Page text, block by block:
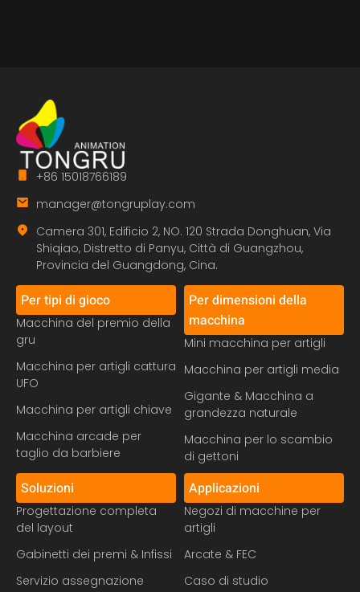
+86 15018766189
manager@tongruplay.com
Camera 301, Edificio 2, NO. 120 Strada Donghuan, Via
Shiqiao, Distretto di Panyu, Città di Guangzhou,
Provincia del Guangdong, Cina.
Per tipi di gioco
Macchina del premio della
gru
Macchina per artigli cattura
UFO
Macchina per artigli chiave
Macchina arcade per
taglio da barbiere
Per dimensioni della
macchina
Mini macchina per artigli
Macchina per artigli media
Gigante & Macchina a
grandezza naturale
Macchina per lo scambio
di gettoni
Soluzioni
Progettazione completa
del layout
Gabinetti dei premi & Infissi
Servizio assegnazione
Applicazioni
Negozi di macchine per
artigli
Arcate & FEC
Caso di studio